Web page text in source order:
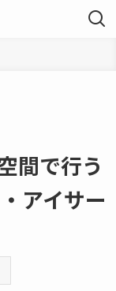
間で行う
アイサー